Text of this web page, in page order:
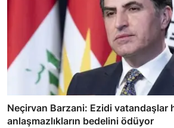
Neçirvan Barzani: Ezidi vatandaşlar
anlaşmazlıkların bedelini ödüyor